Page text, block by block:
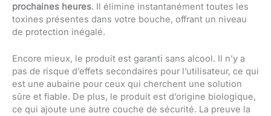
prochaines heures. Il élimine instantanément toutes les
toxines présentes dans votre bouche, offrant un niveau
de protection inégalé.
Encore mieux, le produit est garanti sans alcool. Il n’y a
pas de risque d’effets secondaires pour l’utilisateur, ce qui
est une aubaine pour ceux qui cherchent une solution
sûre et fiable. De plus, le produit est d’origine biologique,
ce qui ajoute une autre couche de sécurité. La preuve la